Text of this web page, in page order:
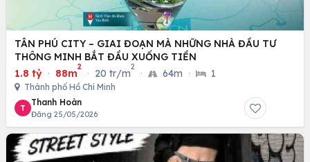
TÂN PHÚ CITY – GIAI ĐOẠN MÀ NHỮNG NHÀ ĐẦU TƯ
THÔNG MINH BẮT ĐẦU XUỐNG TIỀN
1.8 tỷ · 88m
2
· 20 tr/m
2
· 64m · 1
Thành phố Hồ Chí Minh
T
Thanh Hoàn
Đăng 25/05/2026